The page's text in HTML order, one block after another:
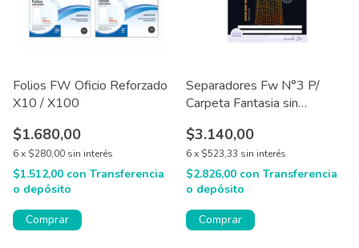
Folios FW Oficio Reforzado
X10 / X100
$1.680,00
6x $280,00 sin interés
$1.512,00 con Transferencia
o depósito
Comprar
Separadores Fw N°3 P/
Carpeta Fantasia sin
$3.140,00
6x $523,33 sin interés
$2.826,00 con Transferencia
o depósito
Comprar